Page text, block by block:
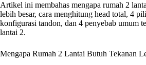
Artikel ini membahas mengapa rumah 2
lebih besar, cara menghitung head total, 4
konfigurasi tandon, dan 4 penyebab umum
lantai 2.
Mengapa Rumah 2 Lantai Butuh Tekanan